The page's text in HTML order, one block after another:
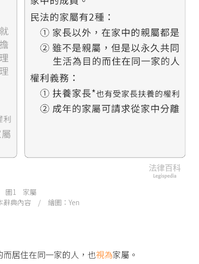
圖1 家屬
辭典內容 / 繪圖：Yen
居住在同一家的人，也視為家屬。